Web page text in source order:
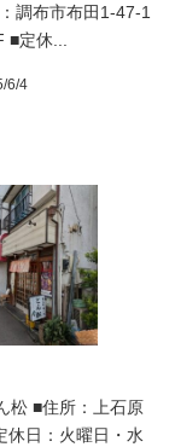
調布市布田1-47-1
■定休...
6/4
松 ■住所：上石原
休日：火曜日・水